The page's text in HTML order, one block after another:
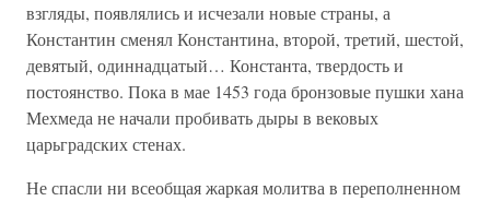
взгляды, появлялись и исчезали новые страны, а
Константин сменял Константина, второй, третий, шестой,
девятый, одиннадцатый… Константа, твердость и
постоянство. Пока в мае 1453 года бронзовые пушки хана
Мехмеда не начали пробивать дыры в вековых
царьградских стенах.
Не спасли ни всеобщая жаркая молитва в переполненном